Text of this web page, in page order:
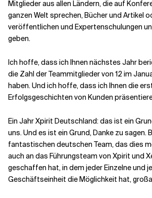
Mitglieder aus allen Ländern, die auf
ganzen Welt sprechen, Bücher und Artikel
veröffentlichen und Expertenschulungen
geben.
Ich hoffe, dass ich Ihnen nächstes Jahr
die Zahl der Teammitglieder von 12 im
haben. Und ich hoffe, dass ich Ihnen die
Erfolgsgeschichten von Kunden
Ein Jahr Xpirit Deutschland: das ist ein
uns. Und es ist ein Grund, Danke zu sagen.
fantastischen deutschen Team, das dies
auch an das Führungsteam von Xpirit und
geschaffen hat, in dem jeder Einzelne und
Geschäftseinheit die Möglichkeit hat,